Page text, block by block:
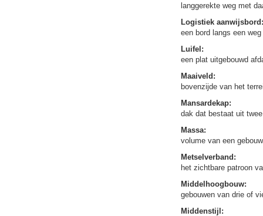
langgerekte weg met
Logistiek aanwijsbord:
een bord langs een
Luifel:
een plat uitgebouwd
Maaiveld:
bovenzijde van het
Mansardekap:
dak dat bestaat uit
Massa:
volume van een
Metselverband:
het zichtbare patroon
Middelhoogbouw:
gebouwen van drie of
Middenstijl: